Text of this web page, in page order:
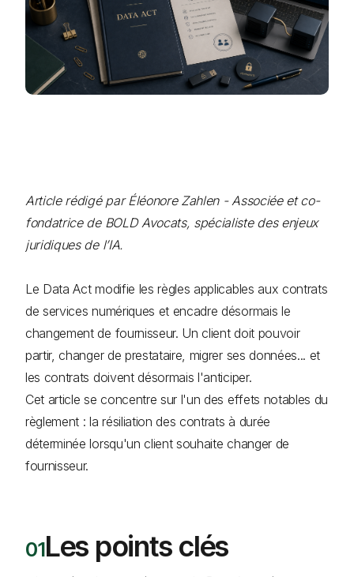
Article rédigé par Éléonore Zahlen - Associée et co-
fondatrice de BOLD Avocats, spécialiste des enjeux
juridiques de l’IA.
Le Data Act modifie les règles applicables aux contrats
de services numériques et encadre désormais le
changement de fournisseur. Un client doit pouvoir
partir, changer de prestataire, migrer ses données... et
les contrats doivent désormais l'anticiper.
Cet article se concentre sur l'un des effets notables du
règlement : la résiliation des contrats à durée
déterminée lorsqu'un client souhaite changer de
fournisseur.
Les points clés